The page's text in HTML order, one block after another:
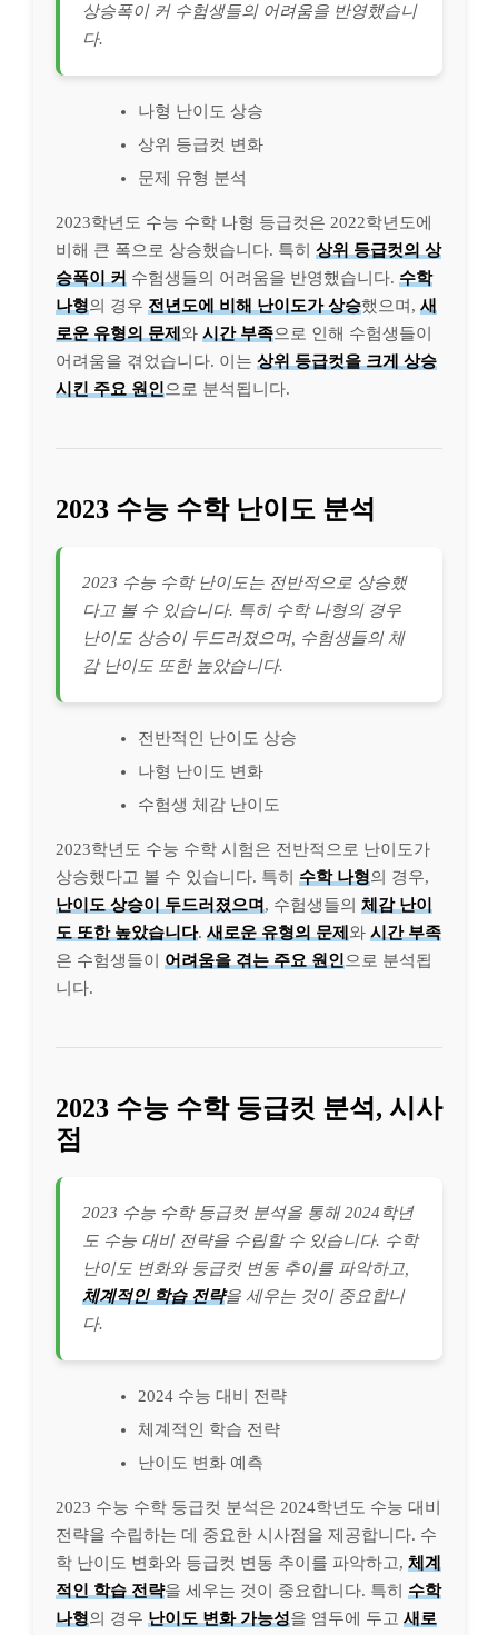
상승폭이 커 수험생들의 어려움을 반영했습니
다.
나형 난이도 상승
상위 등급컷 변화
문제 유형 분석
2023학년도 수능 수학 나형 등급컷은 2022학년도에
비해 큰 폭으로 상승했습니다. 특히 상위 등급컷의 상
승폭이 커 수험생들의 어려움을 반영했습니다. 수학
나형의 경우 전년도에 비해 난이도가 상승했으며, 새
로운 유형의 문제 와 시간 부족으로 인해 수험생들이
어려움을 겪었습니다. 이는 상위 등급컷을 크게 상승
시킨 주요 원인 으로 분석됩니다.
2023 수능 수학 난이도 분석
2023 수능 수학 난이도는 전반적으로 상승했
다고 볼 수 있습니다. 특히 수학 나형의 경우
난이도 상승이 두드러졌으며, 수험생들의 체
감 난이도 또한 높았습니다.
전반적인 난이도 상승
나형 난이도 변화
수험생 체감 난이도
2023학년도 수능 수학 시험은 전반적으로 난이도가
상승했다고 볼 수 있습니다. 특히 수학 나형의 경우,
난이도 상승이 두드러졌으며 , 수험생들의 체감 난이
도 또한 높았습니다. 새로운 유형의 문제 와 시간 부족
은 수험생들이 어려움을 겪는 주요 원인 으로 분석됩
니다.
2023 수능 수학 등급컷 분석, 시사
점
2023 수능 수학 등급컷 분석을 통해 2024학년
도 수능 대비 전략을 수립할 수 있습니다. 수학
난이도 변화와 등급컷 변동 추이를 파악하고,
체계적인 학습 전략을 세우는 것이 중요합니
다.
2024 수능 대비 전략
체계적인 학습 전략
난이도 변화 예측
2023 수능 수학 등급컷 분석은 2024학년도 수능 대비
전략을 수립하는 데 중요한 시사점을 제공합니다. 수
학 난이도 변화와 등급컷 변동 추이를 파악하고, 체계
적인 학습 전략을 세우는 것이 중요합니다. 특히 수학
나형의 경우 난이도 변화 가능성을 염두에 두고 새로